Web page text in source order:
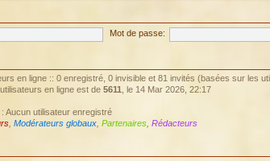
Mot de passe:
en ligne :: 0 enregistré, 0 invisible et 81 invités (basées sur les
en ligne est de 5611 , le 14 Mar 2026, 22:17
Aucun utilisateur enregistré
Modérateurs globaux Partenaires Rédacteurs